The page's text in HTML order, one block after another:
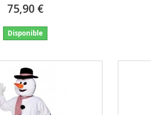
75,90 €
Disponible